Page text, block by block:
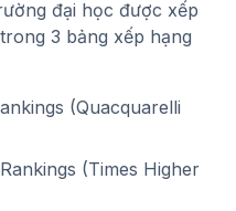
đại học được xếp
3 bảng xếp hạng
(Quacquarelli
(Times Higher